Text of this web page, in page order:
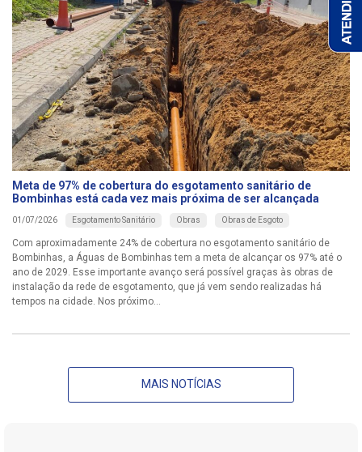
Meta de 97% de cobertura do esgotamento sanitário de
Bombinhas está cada vez mais próxima de ser alcançada
01/07/2026 Esgotamento Sanitário Obras Obras de Esgoto
Com aproximadamente 24% de cobertura no esgotamento sanitário de
Bombinhas, a Águas de Bombinhas tem a meta de alcançar os 97% até o
ano de 2029. Esse importante avanço será possível graças às obras de
instalação da rede de esgotamento, que já vem sendo realizadas há
tempos na cidade. Nos próximo...
MAIS NOTÍCIAS